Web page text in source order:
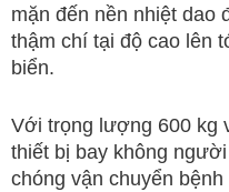
mặn đến nền nhiệt dao
thậm chí tại độ cao lên
biển.
Với trọng lượng 600 kg
thiết bị bay không
chóng vận chuyển